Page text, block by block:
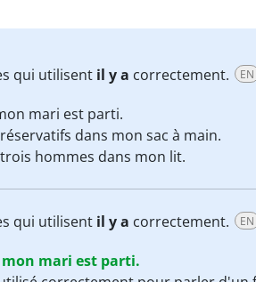
qui utilisent il y a correctement. EN
mari est parti.
dans mon sac à main.
hommes dans mon lit.
qui utilisent il y a correctement. EN
mari est parti.